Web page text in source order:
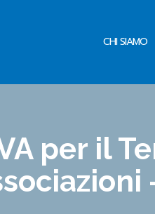
CHI SIAMO
per il